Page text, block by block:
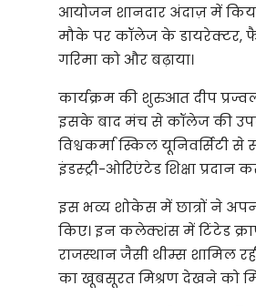
आयोजन शानदार अंदाज़ में
मौके पर कॉलेज के डायरेक्टर,
गरिमा को और बढ़ाया।
कार्यक्रम की शुरुआत दीप
इसके बाद मंच से कॉलेज की
विश्वकर्मा स्किल यूनिवर्सिटी
इंडस्ट्री-ओरिएंटेड शिक्षा प्रदान
इस भव्य शोकेस में छात्रों ने
किए। इन कलेक्शंस में टिंटेड
राजस्थान जैसी थीम्स शामिल
का खूबसूरत मिश्रण देखने को